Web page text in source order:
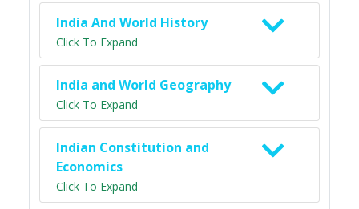
India And World History
Click To Expand
India and World Geography
Click To Expand
Indian Constitution and
Economics
Click To Expand